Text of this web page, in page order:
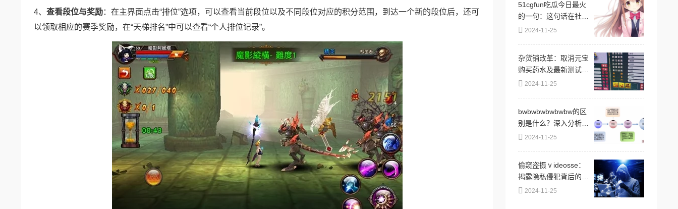
4、 查看段位与奖励：在主界面点击“排位”选项，可以查看当前段位以及不同段位对应的积分范围，到达一个新的段位后，还可
以领取相应的赛季奖励，在“天梯排名”中可以查看“个人排位记录”。
51cgfun吃瓜今日最火
的一句：这句话在社交
媒体上引发热议，成为
味与共鸣
2024-11-25
杂货铺改革：取消元宝
购买药水及最新测试调
整内容详解
2024-11-25
bwbwbwbwbwbw的区
别是什么？深入分析不
同场景下bwbw组合的
2024-11-25
偷窥盗摄ⅴideosse：
揭露隐私侵犯背后的黑
暗产业链与受害者的无
2024-11-25